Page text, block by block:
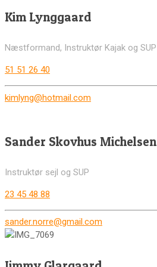
Kim Lynggaard
Næstformand, Instruktør Kajak og SUP
51 51 26 40
kimlyng@hotmail.com
Sander Skovhus Michelsen
Instruktør sejl og SUP
23 45 48 88
sander.norre@gmail.com